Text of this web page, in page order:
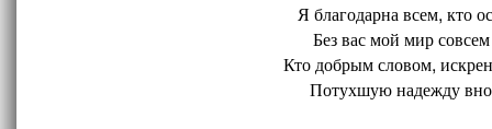
Я благодарна всем, кто
Без вас мой мир
Кто добрым словом,
Потухшую надежду